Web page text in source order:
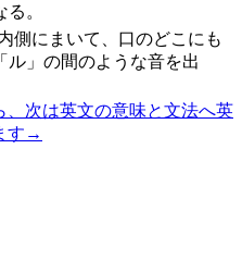
。
側にまいて、口のどこにも
ル」の間のような音を出
、次は英文の意味と文法へ英
す →